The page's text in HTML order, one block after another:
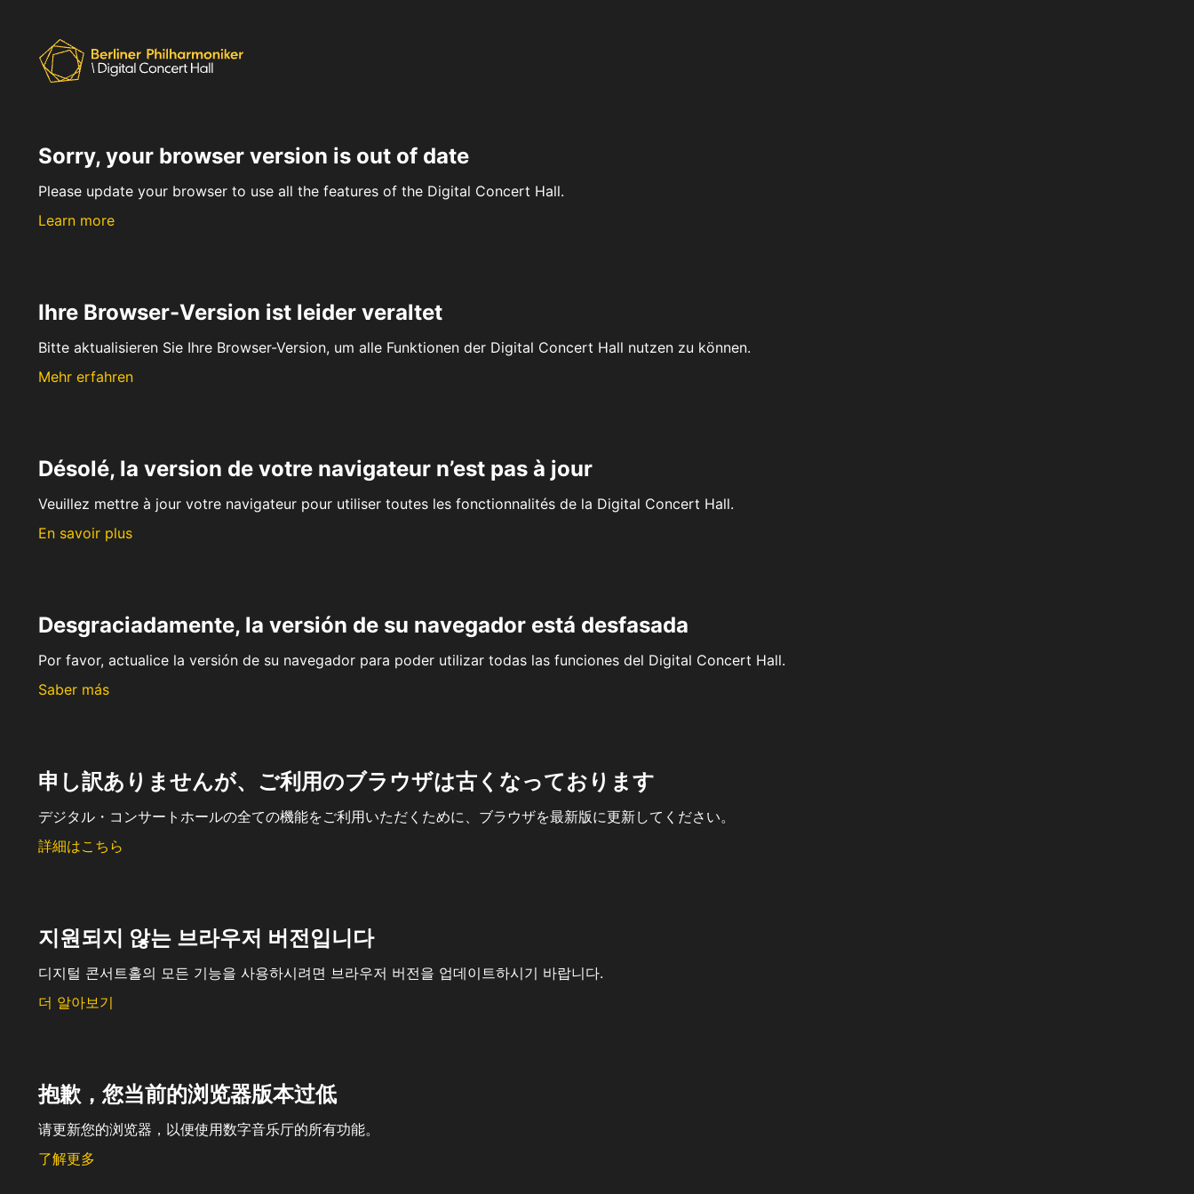
Sorry, your browser version is out of date
Please update your browser to use all the features of the Digital Concert Hall.
Learn more
Ihre Browser-Version ist leider veraltet
Bitte aktualisieren Sie Ihre Browser-Version, um alle Funktionen der Digital Concert Hall nutzen zu können.
Mehr erfahren
Désolé, la version de votre navigateur n’est pas à jour
Veuillez mettre à jour votre navigateur pour utiliser toutes les fonctionnalités de la Digital Concert Hall.
En savoir plus
Desgraciadamente, la versión de su navegador está desfasada
Por favor, actualice la versión de su navegador para poder utilizar todas las funciones del Digital Concert Hall.
Saber más
申し訳ありませんが、ご利用のブラウザは古くなっております
デジタル・コンサートホールの全ての機能をご利用いただくために、ブラウザを最新版に更新してください。
詳細はこちら
지원되지 않는 브라우저 버전입니다
디지털 콘서트홀의 모든 기능을 사용하시려면 브라우저 버전을 업데이트하시기 바랍니다.
더 알아보기
抱歉，您当前的浏览器版本过低
请更新您的浏览器，以便使用数字音乐厅的所有功能。
了解更多